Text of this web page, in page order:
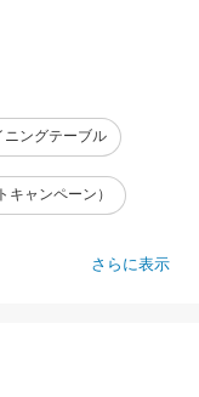
ニングテーブル
ャンペーン）
さらに表示